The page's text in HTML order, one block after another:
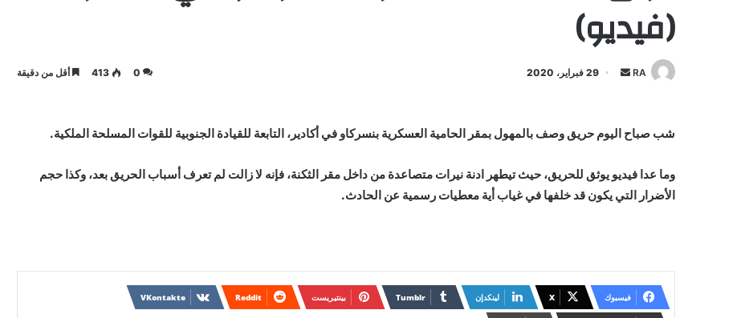
(فيديو)
RA
أرسل 29 فبراير، 2020 0
413 أقل من دقيقة
شب صباح اليوم حريق وصف بالمهول بمقر الحامية العسكرية بنسركاو في أكادير، التابعة للقيادة الجنوبية للقوات المسلحة الملكية.
وما عدا فيديو يوثق للحريق، حيث تيطهر ادنة نيرات متصاعدة من داخل مقر الثكنة، فإنه لا زالت لم تعرف أسباب الحريق بعد، وكذا حجم
الأضرار التي يكون قد خلفها في غياب أية معطيات رسمية عن الحادث.
فيسبوك X لينكدإن بينتيريست